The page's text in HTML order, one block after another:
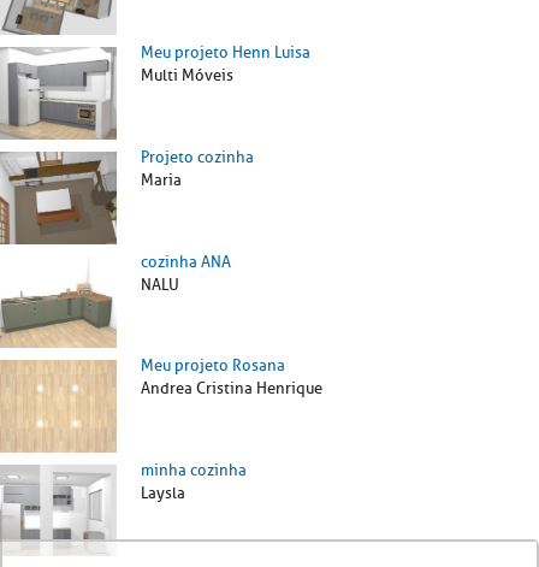
Meu projeto Henn Luisa
Multi Móveis
Projeto cozinha
Maria
cozinha ANA
NALU
Meu projeto Rosana
Andrea Cristina Henrique
minha cozinha
Laysla